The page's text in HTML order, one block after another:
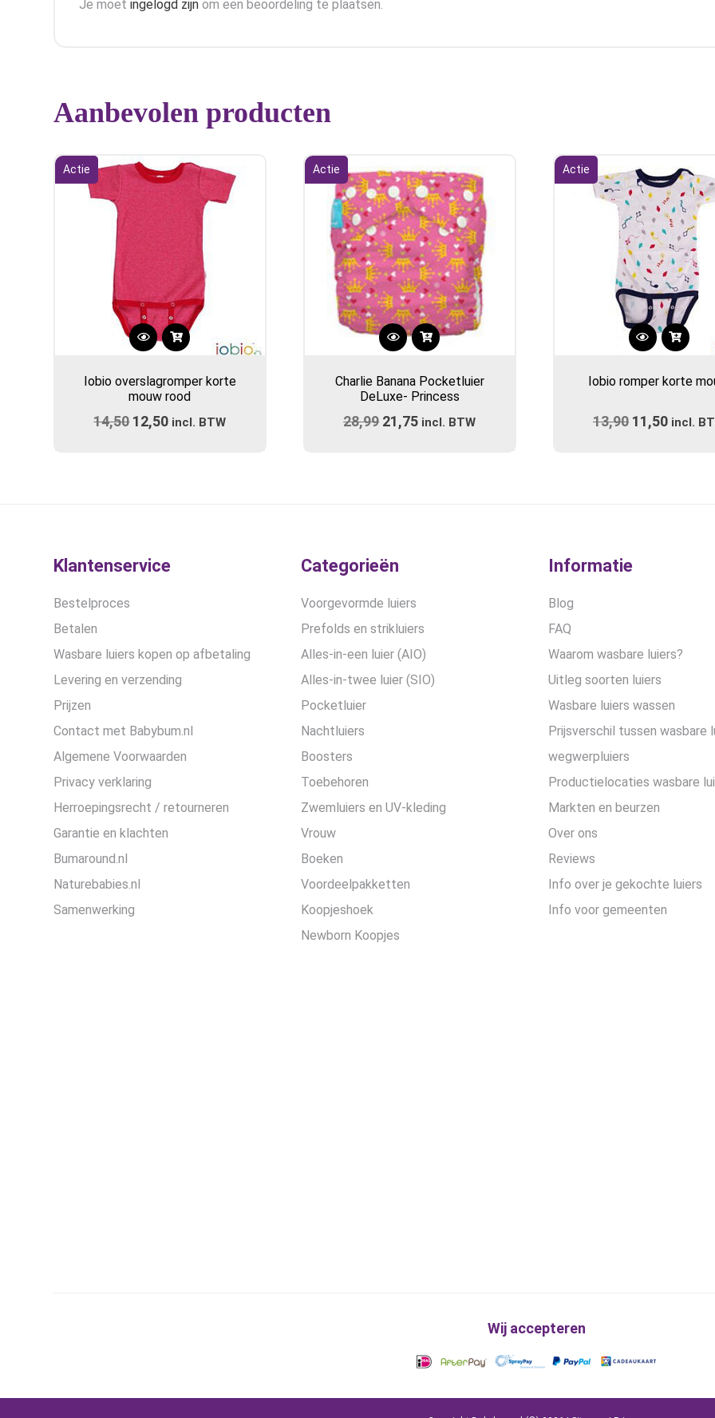
Je moet ingelogd zijn om een beoordeling te plaatsen.
Aanbevolen producten
Actie
Dit
heeft
meerdere
variaties.
productpagina
Iobio overslagromper korte
mouw rood
14,50 Oorspronkelijke
12,50 Huidige
incl. BTW
Actie
Charlie Banana Pocketluier
DeLuxe- Princess
28,99 Oorspronkelijke
21,75 Huidige
incl. BTW
Actie
Dit
heeft
variaties.
Iobio romper korte
13,90 11,50 incl.
Klantenservice
Bestelproces
Betalen
Wasbare luiers kopen op afbetaling
Levering en verzending
Prijzen
Contact met Babybum.nl
Algemene Voorwaarden
Privacy verklaring
Herroepingsrecht / retourneren
Garantie en klachten
Bumaround.nl
Naturebabies.nl
Samenwerking
Categorieën
Voorgevormde luiers
Prefolds en strikluiers
Alles-in-een luier (AIO)
Alles-in-twee luier (SIO)
Pocketluier
Nachtluiers
Boosters
Toebehoren
Zwemluiers en UV-kleding
Vrouw
Boeken
Voordeelpakketten
Koopjeshoek
Newborn Koopjes
Informatie
Blog
FAQ
Waarom wasbare luiers?
Uitleg soorten luiers
Wasbare luiers wassen
Prijsverschil tussen wasbare
wegwerpluiers
Productielocaties wasbare
Markten en beurzen
Over ons
Reviews
Info over je gekochte luiers
Info voor gemeenten
Wij accepteren